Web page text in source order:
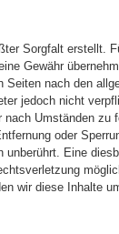
Sorgfalt erstellt.
Gewähr
nach den
jedoch nicht
Umständen zu
oder
unberührt. Eine
wir diese Inhalte